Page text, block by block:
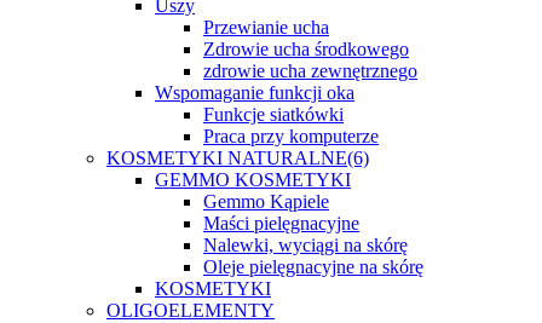
Uszy
Przewianie ucha
Zdrowie ucha środkowego
zdrowie ucha zewnętrznego
Wspomaganie funkcji oka
Funkcje siatkówki
Praca przy komputerze
KOSMETYKI NATURALNE(6)
GEMMO KOSMETYKI
Gemmo Kąpiele
Maści pielęgnacyjne
Nalewki, wyciągi na skórę
Oleje pielęgnacyjne na skórę
KOSMETYKI
OLIGOELEMENTY